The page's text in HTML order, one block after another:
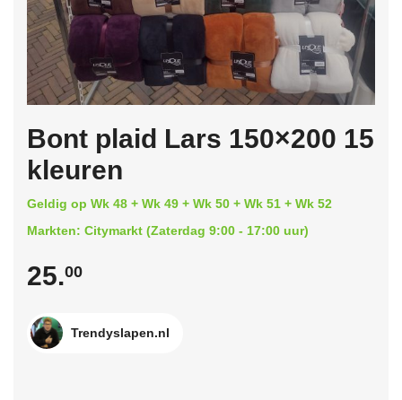
Bont plaid Lars 150×200 15
kleuren
Geldig op Wk 48 + Wk 49 + Wk 50 + Wk 51 + Wk 52
Markten: Citymarkt (Zaterdag 9:00 - 17:00 uur)
25.00
Trendyslapen.nl